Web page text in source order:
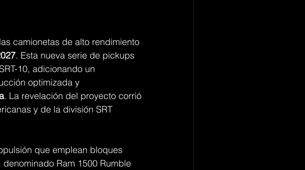
camionetas de alto rendimiento
. Esta nueva serie de pickups
10, adicionando un
optimizada y
. La revelación del proyecto corrió
y de la división SRT
que emplean bloques
Ram 1500 Rumble